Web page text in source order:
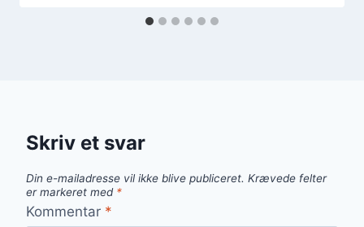
Skriv et svar
Din e-mailadresse vil ikke blive publiceret. Krævede felter
er markeret med *
Kommentar *